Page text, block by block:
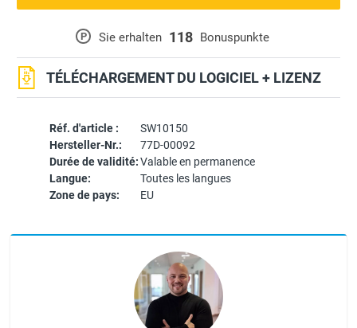
Réf. d'article :
SW10150
Hersteller-Nr.:
77D-00092
Durée de validité:Valable en permanence
Langue:
Toutes les langues
Zone de pays:
EU
P Sie erhalten 118 Bonuspunkte
TÉLÉCHARGEMENT DU LOGICIEL + LIZENZ